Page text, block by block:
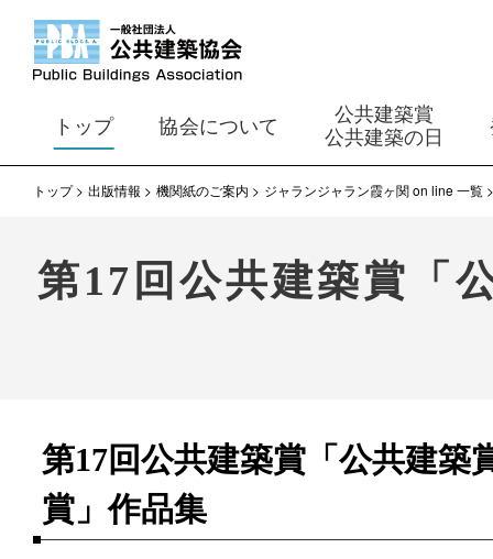
トップ 協会について
公共建築賞
公共建築の日
トップ 出版情報 機関紙のご案内 ジャランジャラン霞ヶ関 on line 一覧
第17回公共建築賞「
第17回公共建築賞「公共建築
賞」作品集